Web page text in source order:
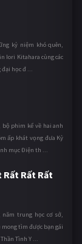
kỷ niệm khó quên,
Iori Kitahara cùng các
học đ ...
bộ phim kể về hai anh
ấp khát vọng đưa Kỷ
mục Điện th ...
Rất Rất Rất
trung học cơ sở,
tìm được bạn gái
Tình Y ...